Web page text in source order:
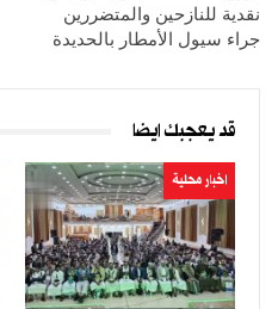
نقدية للنازحين والمتضررين
جراء سيول الأمطار بالحديدة
قد يعجبك ايضا
اخبار محلية